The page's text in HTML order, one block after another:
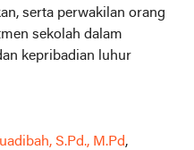
serta perwakilan orang
sekolah dalam
kepribadian luhur
S.Pd., M.Pd,